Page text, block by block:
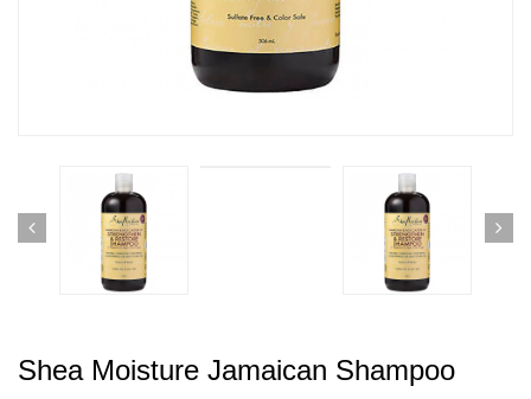
Shea Moisture Jamaican Shampoo